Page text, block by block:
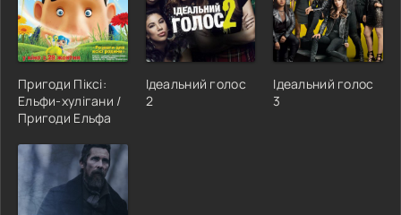
Пригоди Піксі:
Ельфи-хулігани /
Пригоди Ельфа
Ідеальний голос
2
Ідеальний голос
3